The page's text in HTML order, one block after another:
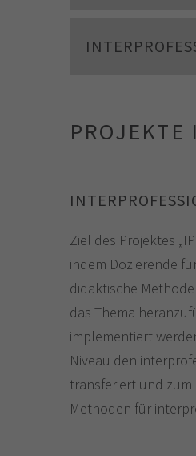
PROJEKTE
Ziel des Projektes
indem Dozierende
didaktische
das Thema
implementiert
Niveau den
transferiert und
Methoden für